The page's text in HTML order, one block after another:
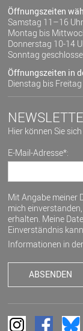
Öffnungszeiten
Samstag 11–16 Uhr
Montag bis
Donnerstag 10-14
Sonntag
Öffnungszeiten in
Dienstag bis
Hier können Sie
E-Mail-Adresse*:
Mit Angabe meiner
mich
erhalten. Meine
Einverständnis
Informationen in der